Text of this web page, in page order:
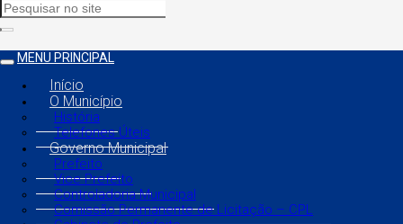
MENU PRINCIPAL
Início
O Município
História
Telefones Úteis
Governo Municipal
Prefeito
Vice Prefeito
Controladoria Municipal
Comissão Permanente de Licitação – CPL